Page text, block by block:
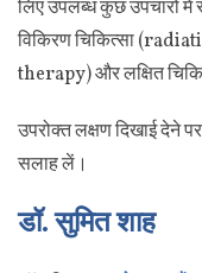
लिए उपलब्ध कुछ उपचारों में
विकिरण चिकित्सा (
therapy) और लक्षित
उपरोक्त लक्षण दिखाई देने
सलाह लें।
डॉ. सुमित शाह